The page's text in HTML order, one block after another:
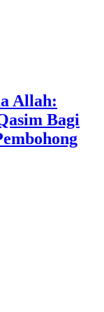
Allah:
Bagi